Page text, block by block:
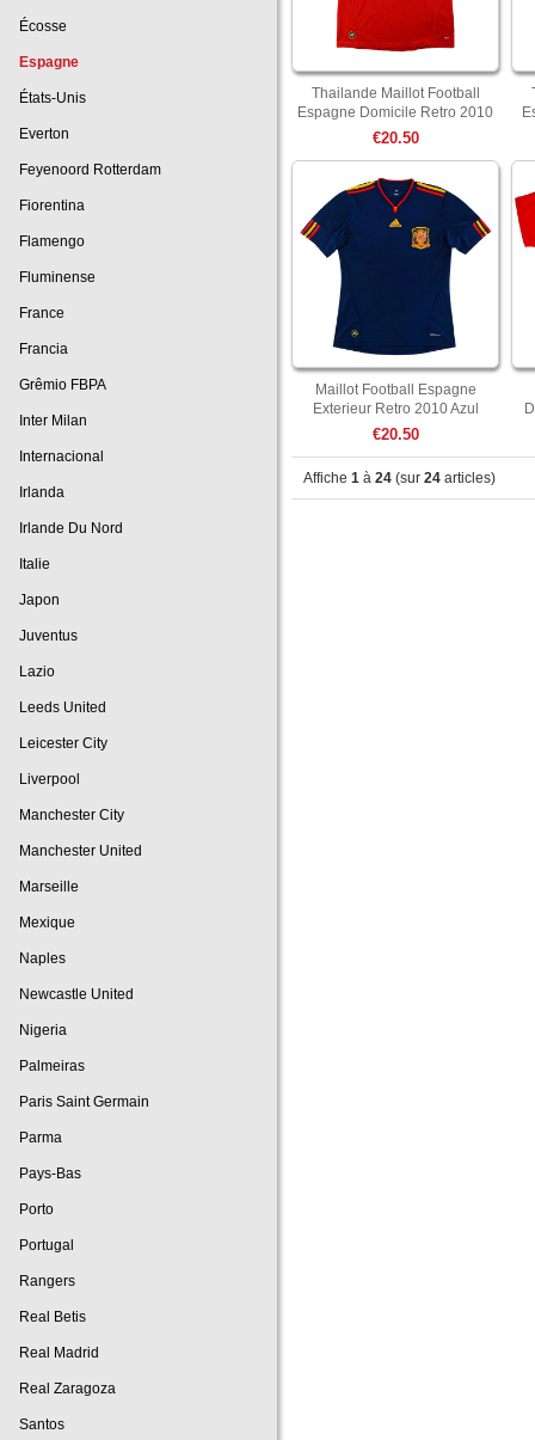
Écosse
Espagne
États-Unis
Everton
Feyenoord Rotterdam
Fiorentina
Flamengo
Fluminense
France
Francia
Grêmio FBPA
Inter Milan
Internacional
Irlanda
Irlande Du Nord
Italie
Japon
Juventus
Lazio
Leeds United
Leicester City
Liverpool
Manchester City
Manchester United
Marseille
Mexique
Naples
Newcastle United
Nigeria
Palmeiras
Paris Saint Germain
Parma
Pays-Bas
Porto
Portugal
Rangers
Real Betis
Real Madrid
Real Zaragoza
Santos
Thailande Maillot Football
Espagne Domicile Retro 2010
Rouge
€20.50
Maillot Football Espagne
Exterieur Retro 2010 Azul
€20.50
Affiche 1 à 24 (sur 24 articles)